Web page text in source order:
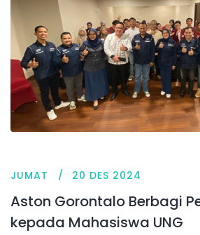
JUMAT 20 DES 2024
Aston Gorontalo Berbagi
kepada Mahasiswa UNG